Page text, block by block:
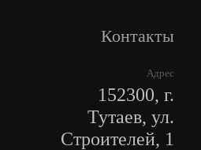
Контакты
Адрес
152300, г.
Тутаев, ул.
Строителей, 1